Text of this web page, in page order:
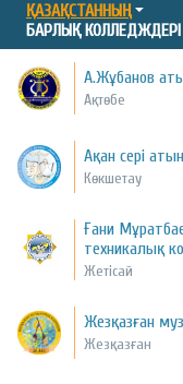
ҚАЗАҚСТАННЫҢ
БАРЛЫҚ КОЛЛЕДЖДЕРІ
А.Жұбанов
Ақтөбе
Ақан сері
Көкшетау
Ғани
техникалық
Жетісай
Жезқазған
Жезқазған